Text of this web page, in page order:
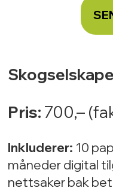
Pris: 700,–
Inkluderer: 10
måneder digital
nettsaker bak